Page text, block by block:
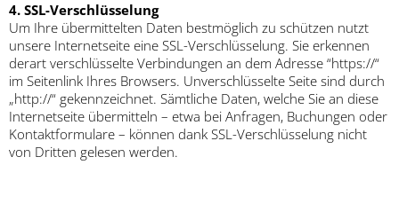
4. SSL-Verschlüsselung
Um Ihre übermittelten Daten bestmöglich zu schützen nutzt
unsere Internetseite eine SSL-Verschlüsselung. Sie erkennen
derart verschlüsselte Verbindungen an dem Adresse “https://“
im Seitenlink Ihres Browsers. Unverschlüsselte Seite sind durch
„http://“ gekennzeichnet. Sämtliche Daten, welche Sie an diese
Internetseite übermitteln – etwa bei Anfragen, Buchungen oder
Kontaktformulare – können dank SSL-Verschlüsselung nicht
von Dritten gelesen werden.